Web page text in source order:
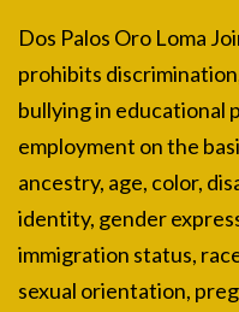
Dos Palos Oro Loma
prohibits
bullying in educational
employment on the
ancestry, age, color,
identity, gender
immigration status,
sexual orientation,